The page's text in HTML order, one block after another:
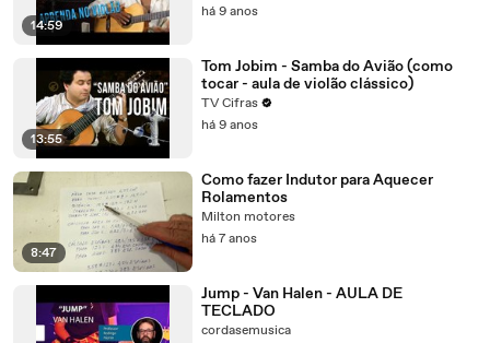
14:59
há 9 anos
13:55
Tom Jobim - Samba do Avião (como
tocar - aula de violão clássico)
TV Cifras
há 9 anos
8:47
Como fazer Indutor para Aquecer
Rolamentos
Milton motores
há 7 anos
Jump - Van Halen - AULA DE
TECLADO
cordasemusica